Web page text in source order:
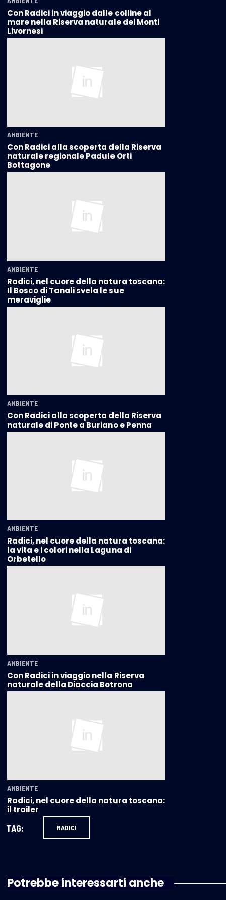
Con Radici in viaggio dalle colline al
mare nella Riserva naturale dei Monti
Livornesi
AMBIENTE
Con Radici alla scoperta della Riserva
naturale regionale Padule Orti
Bottagone
AMBIENTE
Radici, nel cuore della natura toscana:
Il Bosco di Tanali svela le sue
meraviglie
AMBIENTE
Con Radici alla scoperta della Riserva
naturale di Ponte a Buriano e Penna
AMBIENTE
Radici, nel cuore della natura toscana:
la vita e i colori nella Laguna di
Orbetello
AMBIENTE
Con Radici in viaggio nella Riserva
naturale della Diaccia Botrona
AMBIENTE
Radici, nel cuore della natura toscana:
il trailer
TAG: RADICI
Potrebbe interessarti anche